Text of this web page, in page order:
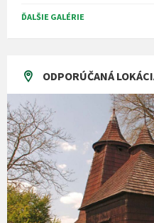
ĎALŠIE GALÉRIE
ODPORÚČANÁ